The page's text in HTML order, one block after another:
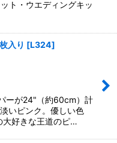
ト・ウエディングキッ
入り [L324]
ーが24"（約60cm）計
いピンク。優しい色
大好きな王道のピ…